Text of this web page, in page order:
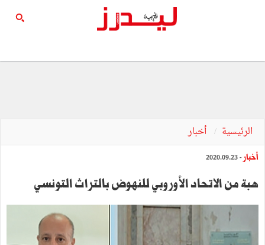
الرئيسية أخبار
أخبار - 2020.09.23
هبة من الاتحاد الأوروبي للنهوض بالتراث التونسي